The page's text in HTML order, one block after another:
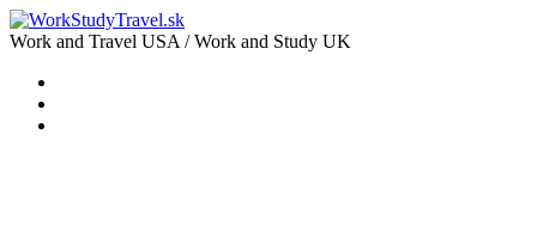
Work and Travel USA / Work and Study UK